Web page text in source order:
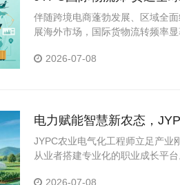
伴随跨境电商蓬勃发展、区域全
展海外市场，国际货物流转频率
2026-07-08
电力赋能智慧新农态，
码
JYPC农业电气化工程师立足产业
从业者搭建专业化的职业成长平
2026-07-08